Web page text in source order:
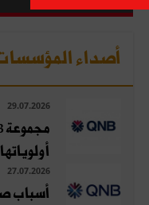
أصداء
29.07.2026
27.07.2026
أسباب